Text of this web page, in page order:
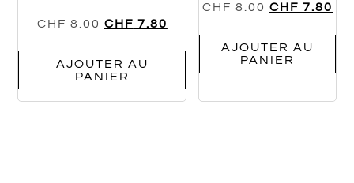
CHF 8.00 CHF 7.80
AJOUTER AU
PANIER
CHF 8.00 CHF 7.80
AJOUTER AU
PANIER